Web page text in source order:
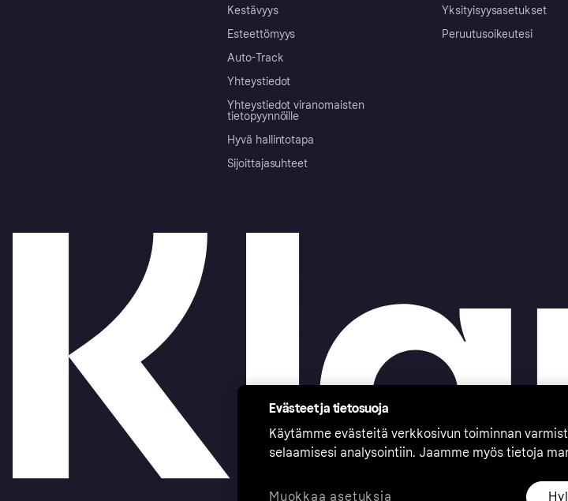
Kestävyys
Esteettömyys
Auto-Track
Yhteystiedot
Yhteystiedot viranomaisten
tietopyynnöille
Hyvä hallintotapa
Sijoittajasuhteet
Yksityisyysasetukset
Peruutusoikeutesi
Evästeet ja tietosuoja
Käytämme evästeitä verkkosivun toiminnan
selaamisesi analysointiin. Jaamme myös tietoja
Muokkaa asetuksia